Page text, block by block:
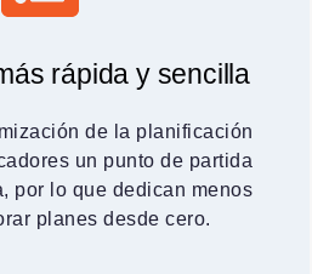
rápida y sencilla
de la planificación
un punto de partida
por lo que dedican menos
planes desde cero.